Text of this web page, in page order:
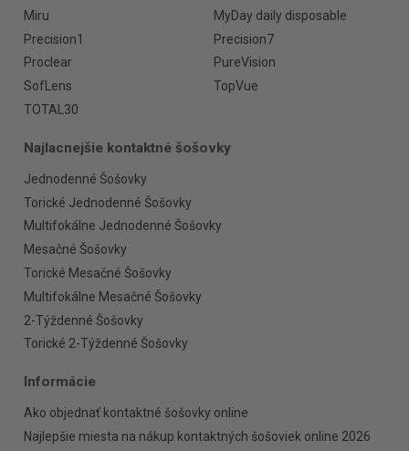
Miru
MyDay daily disposable
Precision1
Precision7
Proclear
PureVision
SofLens
TopVue
TOTAL30
Najlacnejšie kontaktné šošovky
Jednodenné Šošovky
Torické Jednodenné Šošovky
Multifokálne Jednodenné Šošovky
Mesačné Šošovky
Torické Mesačné Šošovky
Multifokálne Mesačné Šošovky
2-Týždenné Šošovky
Torické 2-Týždenné Šošovky
Informácie
Ako objednať kontaktné šošovky online
Najlepšie miesta na nákup kontaktných šošoviek online 2026